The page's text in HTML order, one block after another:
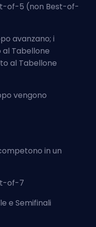
of-5 (non Best-of-
avanzano; i
Tabellone
al Tabellone
vengono
in un
of-7
e Semifinali